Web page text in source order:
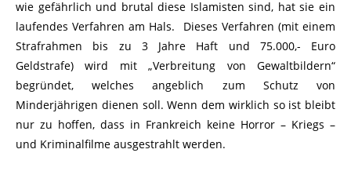
wie gefährlich und brutal diese Islamisten sind, hat sie ein
laufendes Verfahren am Hals. Dieses Verfahren (mit einem
Strafrahmen bis zu 3 Jahre Haft und 75.000,- Euro
Geldstrafe) wird mit „Verbreitung von Gewaltbildern“
begründet, welches angeblich zum Schutz von
Minderjährigen dienen soll. Wenn dem wirklich so ist bleibt
nur zu hoffen, dass in Frankreich keine Horror – Kriegs –
und Kriminalfilme ausgestrahlt werden.